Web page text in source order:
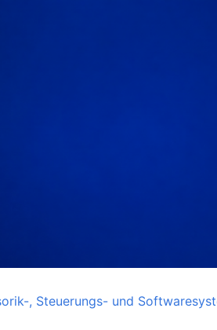
, Steuerungs- und